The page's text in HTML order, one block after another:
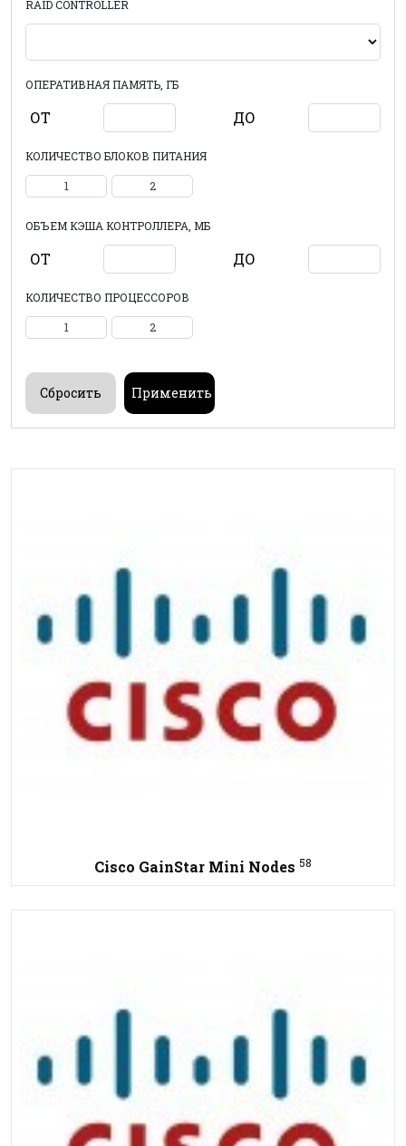
RAID CONTROLLER
ОПЕРАТИВНАЯ ПАМЯТЬ, ГБ
ОТ ДО
КОЛИЧЕСТВО БЛОКОВ ПИТАНИЯ
1 2
ОБЪЕМ КЭША КОНТРОЛЛЕРА, МБ
ОТ ДО
КОЛИЧЕСТВО ПРОЦЕССОРОВ
1 2
Cisco GainStar Mini Nodes 58